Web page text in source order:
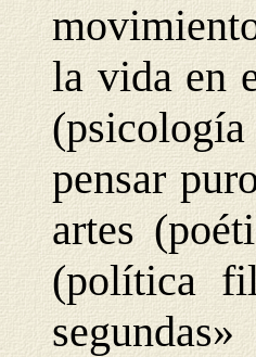
la vida en
pensar
artes
(política